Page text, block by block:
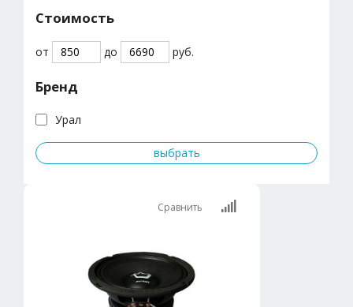
Стоимость
от до руб.
Бренд
Урал
Сравнить